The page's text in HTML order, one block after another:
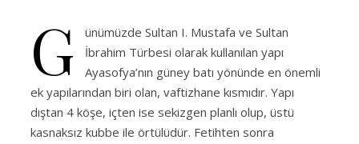
G
ünümüzde Sultan I. Mustafa ve Sultan
İbrahim Türbesi olarak kullanılan yapı
Ayasofya’nın güney batı yönünde en önemli
ek yapılarından biri olan, vaftizhane kısmıdır. Yapı
dıştan 4 köşe, içten ise sekizgen planlı olup, üstü
kasnaksız kubbe ile örtülüdür. Fetihten sonra